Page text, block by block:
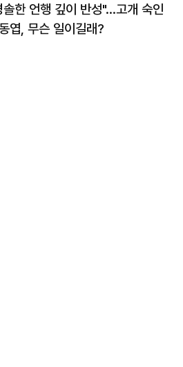
솔한 언행 깊이 반성"…고개 숙인
엽, 무슨 일이길래?